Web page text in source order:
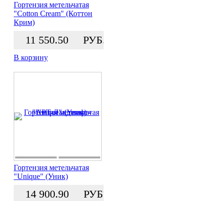
Гортензия метельчатая
"Cotton Cream" (Коттон
Крим)
11 550.50 РУБ.
В корзину
Гортензия метельчатая
"Unique" (Уник)
14 900.90 РУБ.